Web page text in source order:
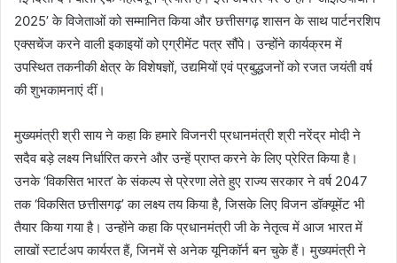
2025’ के विजेताओं को सम्मानित किया और छत्तीसगढ़ शासन के साथ पार्टनरशिप
एक्सचेंज करने वाली इकाइयों को एग्रीमेंट पत्र सौंपे। उन्होंने कार्यक्रम में
उपस्थित तकनीकी क्षेत्र के विशेषज्ञों, उद्यमियों एवं प्रबुद्धजनों को रजत जयंती वर्ष
की शुभकामनाएं दीं।
मुख्यमंत्री श्री साय ने कहा कि हमारे विजनरी प्रधानमंत्री श्री नरेंद्र मोदी ने
सदैव बड़े लक्ष्य निर्धारित करने और उन्हें प्राप्त करने के लिए प्रेरित किया है।
उनके ‘विकसित भारत’ के संकल्प से प्रेरणा लेते हुए राज्य सरकार ने वर्ष 2047
तक ‘विकसित छत्तीसगढ़’ का लक्ष्य तय किया है, जिसके लिए विजन डॉक्यूमेंट भी
तैयार किया गया है। उन्होंने कहा कि प्रधानमंत्री जी के नेतृत्व में आज भारत में
लाखों स्टार्टअप कार्यरत हैं, जिनमें से अनेक यूनिकॉर्न बन चुके हैं। मुख्यमंत्री ने